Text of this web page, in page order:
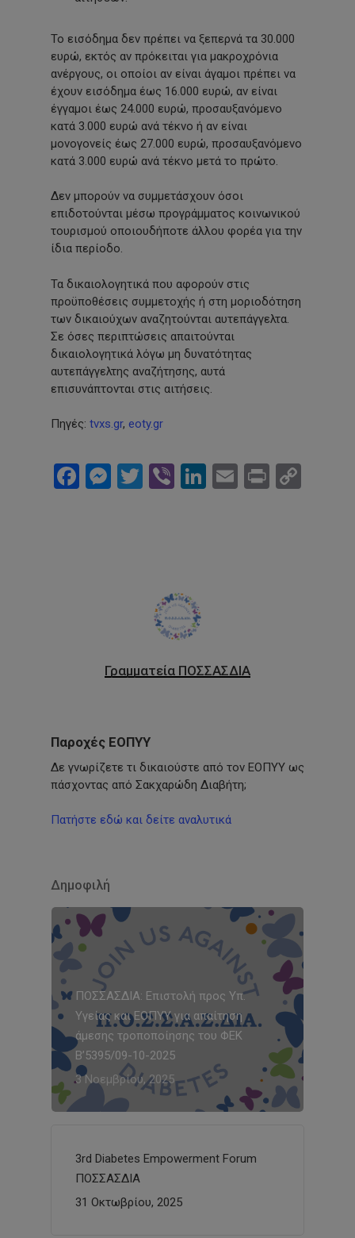
Το εισόδημα δεν πρέπει να ξεπερνά τα 30.000
ευρώ, εκτός αν πρόκειται για μακροχρόνια
ανέργους, οι οποίοι αν είναι άγαμοι πρέπει να
έχουν εισόδημα έως 16.000 ευρώ, αν είναι
έγγαμοι έως 24.000 ευρώ, προσαυξανόμενο
κατά 3.000 ευρώ ανά τέκνο ή αν είναι
μονογονείς έως 27.000 ευρώ, προσαυξανόμενο
κατά 3.000 ευρώ ανά τέκνο μετά το πρώτο.
Δεν μπορούν να συμμετάσχουν όσοι
επιδοτούνται μέσω προγράμματος κοινωνικού
τουρισμού οποιουδήποτε άλλου φορέα για την
ίδια περίοδο.
Τα δικαιολογητικά που αφορούν στις
προϋποθέσεις συμμετοχής ή στη μοριοδότηση
των δικαιούχων αναζητούνται αυτεπάγγελτα.
Σε όσες περιπτώσεις απαιτούνται
δικαιολογητικά λόγω μη δυνατότητας
αυτεπάγγελτης αναζήτησης, αυτά
επισυνάπτονται στις αιτήσεις.
Πηγές: tvxs.gr, eoty.gr
Facebook
Messenger
Twitter
ViberLinkedIn
Email
Print
Γραμματεία ΠΟΣΣΑΣΔΙΑ
Παροχές ΕΟΠΥΥ
Δε γνωρίζετε τι δικαιούστε από τον ΕΟΠΥΥ ως
πάσχοντας από Σακχαρώδη Διαβήτη;
Πατήστε εδώ και δείτε αναλυτικά
Δημοφιλή
ΠΟΣΣΑΣΔΙΑ: Επιστολή προς Υπ.
Υγείας και ΕΟΠΥΥ για απαίτηση
άμεσης τροποποίησης του ΦΕΚ
Β’5395/09-10-2025
3 Νοεμβρίου, 2025
3rd Diabetes Empowerment Forum
ΠΟΣΣΑΣΔΙΑ
31 Οκτωβρίου, 2025